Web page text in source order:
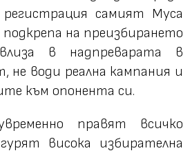
самият Муса
на преизбирането
в надпреварата в
не води реална кампания и
към опонента си.
правят всичко
висока избирателна